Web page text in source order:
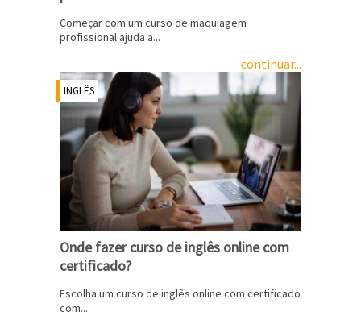
Começar com um curso de maquiagem
profissional ajuda a...
continuar...
INGLÊS
Onde fazer curso de inglês online com
certificado?
Escolha um curso de inglês online com certificado
com...